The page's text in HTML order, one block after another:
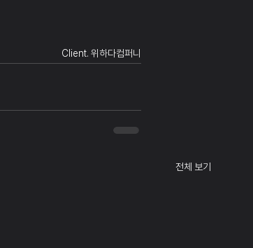
Client. 위하다컴퍼니
전체 보기